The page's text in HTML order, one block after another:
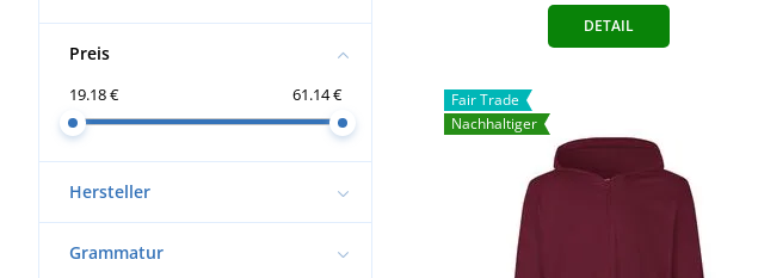
Preis
19.18 € 61.14 €
Hersteller
Grammatur
DETAIL
Fair Trade
Nachhaltiger